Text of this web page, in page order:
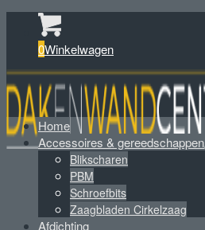
0Winkelwagen
Home
Accessoires & gereedschappen
Blikscharen
PBM
Schroefbits
Zaagbladen Cirkelzaag
Afdichting